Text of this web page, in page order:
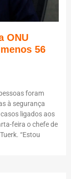
ONU
56
foram
à segurança
ligados aos
feira o chefe de
“Estou